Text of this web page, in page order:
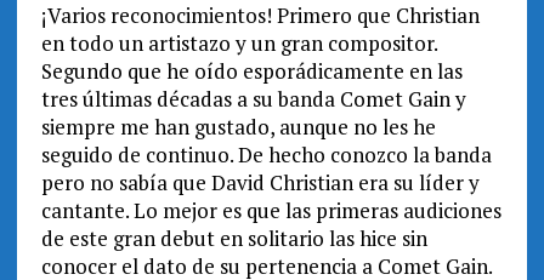
¡Varios reconocimientos! Primero que Christian
en todo un artistazo y un gran compositor.
Segundo que he oído esporádicamente en las
tres últimas décadas a su banda Comet Gain y
siempre me han gustado, aunque no les he
seguido de continuo. De hecho conozco la banda
pero no sabía que David Christian era su líder y
cantante. Lo mejor es que las primeras audiciones
de este gran debut en solitario las hice sin
conocer el dato de su pertenencia a Comet Gain.